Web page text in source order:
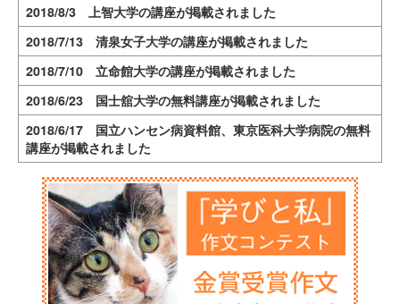
2018/8/3 上智大学の講座が掲載されました
2018/7/13 清泉女子大学の講座が掲載されました
2018/7/10 立命館大学の講座が掲載されました
2018/6/23 国士舘大学の無料講座が掲載されました
2018/6/17 国立ハンセン病資料館、東京医科大学病院の無料
講座が掲載されました